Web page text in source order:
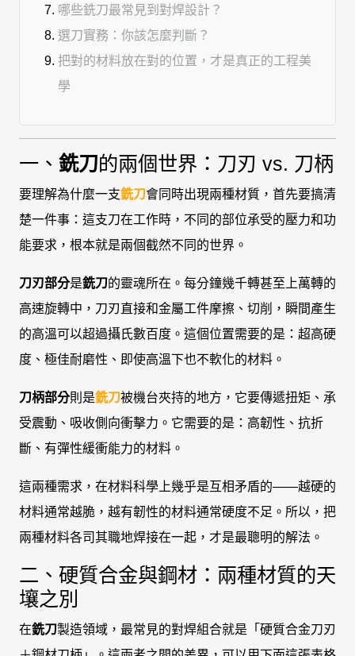
哪些銑刀最常見到對焊設計？
選刀實務：你該怎麼判斷？
把對的材料放在對的位置，才是真正的工程美
學
一、 銑刀的兩個世界：刀刃 vs. 刀柄
要理解為什麼一支銑刀會同時出現兩種材質，首先要搞清
楚一件事：這支刀在工作時，不同的部位承受的壓力和功
能要求，根本就是兩個截然不同的世界。
刀刃部分是銑刀的靈魂所在。每分鐘幾千轉甚至上萬轉的
高速旋轉中，刀刃直接和金屬工件摩擦、切削，瞬間產生
的高溫可以超過攝氏數百度。這個位置需要的是：超高硬
度、極佳耐磨性、即使高溫下也不軟化的材料。
刀柄部分則是銑刀被機台夾持的地方，它要傳遞扭矩、承
受震動、吸收側向衝擊力。它需要的是：高韌性、抗折
斷、有彈性緩衝能力的材料。
這兩種需求，在材料科學上幾乎是互相矛盾的——越硬的
材料通常越脆，越有韌性的材料通常硬度不足。所以，把
兩種材料各司其職地焊接在一起，才是最聰明的解法。
二、硬質合金與鋼材：兩種材質的天
壤之別
在銑刀製造領域，最常見的對焊組合就是「硬質合金刀刃